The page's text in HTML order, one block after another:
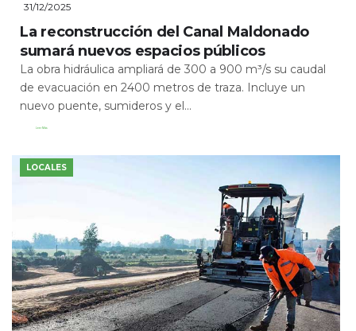
31/12/2025
La reconstrucción del Canal Maldonado
sumará nuevos espacios públicos
La obra hidráulica ampliará de 300 a 900 m³/s su caudal
de evacuación en 2400 metros de traza. Incluye un
nuevo puente, sumideros y el...
Leer Más
LOCALES